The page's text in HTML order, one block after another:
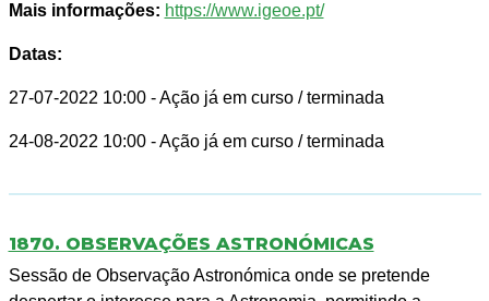
Mais informações: https://www.igeoe.pt/
Datas:
27-07-2022 10:00 - Ação já em curso / terminada
24-08-2022 10:00 - Ação já em curso / terminada
1870. OBSERVAÇÕES ASTRONÓMICAS
Sessão de Observação Astronómica onde se pretende